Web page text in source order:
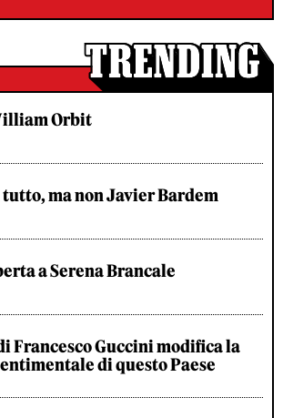
Orbit
ma non Javier Bardem
a Serena Brancale
Francesco Guccini modifica la
di questo Paese